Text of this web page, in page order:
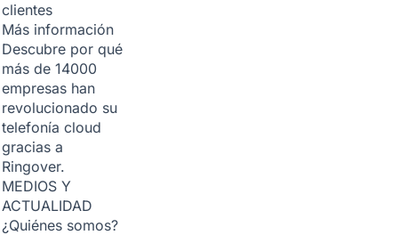
clientes
Más información
Descubre por qué
más de 14000
empresas han
revolucionado su
telefonía cloud
gracias a
Ringover.
MEDIOS Y
ACTUALIDAD
¿Quiénes somos?